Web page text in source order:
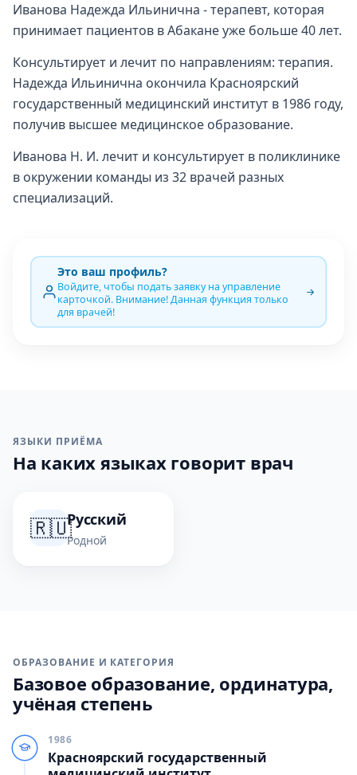
Иванова Надежда Ильинична - терапевт, которая
принимает пациентов в Абакане уже больше 40 лет.
Консультирует и лечит по направлениям: терапия.
Надежда Ильинична окончила Красноярский
государственный медицинский институт в 1986 году,
получив высшее медицинское образование.
Иванова Н. И. лечит и консультирует в поликлинике
в окружении команды из 32 врачей разных
специализаций.
Это ваш профиль?
Войдите, чтобы подать заявку на управление
карточкой. Внимание! Данная функция только
для врачей!
ЯЗЫКИ ПРИЁМА
На каких языках говорит врач
🇷🇺Русский
Родной
ОБРАЗОВАНИЕ И КАТЕГОРИЯ
Базовое образование, ординатура,
учёная степень
1986
Красноярский государственный